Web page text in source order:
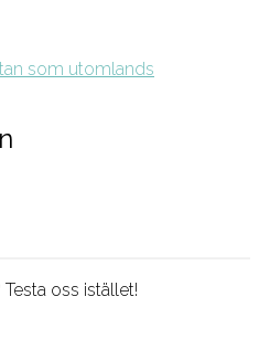
som utomlands
oss istället!